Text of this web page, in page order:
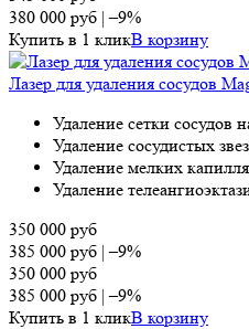
380 000 руб |–9%
Купить в 1 кликВ корзину
Лазер для удаления сосудов
Удаление сетки сосудов
Удаление сосудистых
Удаление мелких
Удаление
350 000 руб
385 000 руб |–9%
350 000 руб
385 000 руб |–9%
Купить в 1 кликВ корзину